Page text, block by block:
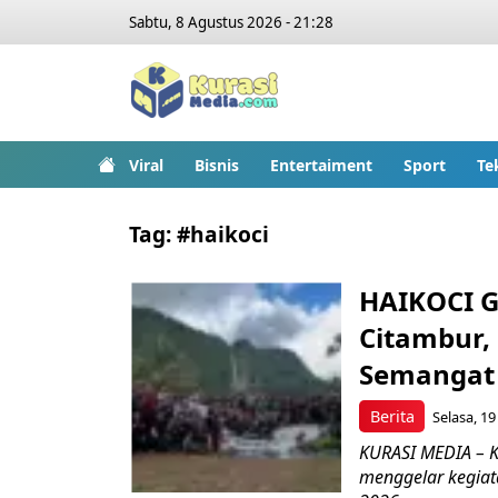
Sabtu, 8 Agustus 2026 - 21:28
Viral Bisnis Entertaiment Sport
Tag:#haikoci
Berita
HAIKOCI
Selasa,
KURASI MEDIA
menggelar